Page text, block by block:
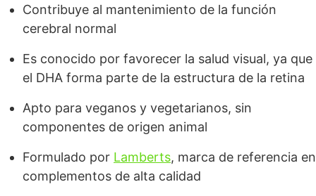
Contribuye al mantenimiento de la función
cerebral normal
Es conocido por favorecer la salud visual, ya que
el DHA forma parte de la estructura de la retina
Apto para veganos y vegetarianos, sin
componentes de origen animal
Formulado por Lamberts, marca de referencia en
complementos de alta calidad